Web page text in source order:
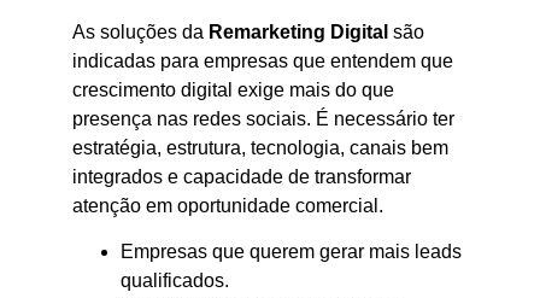
As soluções da Remarketing Digital são
indicadas para empresas que entendem que
crescimento digital exige mais do que
presença nas redes sociais. É necessário ter
estratégia, estrutura, tecnologia, canais bem
integrados e capacidade de transformar
atenção em oportunidade comercial.
Empresas que querem gerar mais leads
qualificados.